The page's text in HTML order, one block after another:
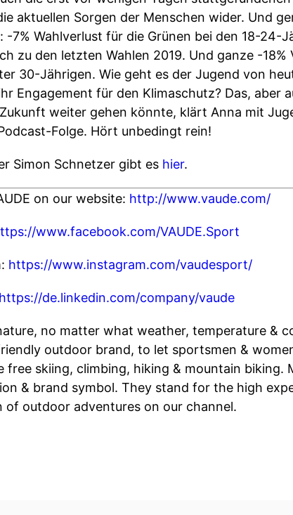
aktuellen Sorgen der Menschen wider. Und
-7% Wahlverlust für die Grünen bei den 18-24-
zu den letzten Wahlen 2019. Und ganze -
30-Jährigen. Wie geht es der Jugend von
Engagement für den Klimaschutz? Das, aber
weiter gehen könnte, klärt Anna mit
Folge. Hört unbedingt rein!
Simon Schnetzer gibt es hier.
on our website: http://www.vaude.com/
www.facebook.com/VAUDE.Sport
https://www.instagram.com/vaudesport/
https://de.linkedin.com/company/vaude
no matter what weather, temperature &
outdoor brand, to let sportsmen &
free skiing, climbing, hiking & mountain biking.
& brand symbol. They stand for the high
of outdoor adventures on our channel.